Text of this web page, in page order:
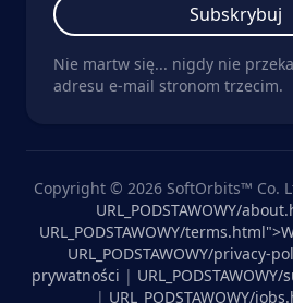
Subskrybuj
Nie martw się... nigdy nie
adresu e-mail stronom trzecim.
Copyright © 2026 SoftOrbits™ Co.
URL_PODSTAWOWY/
URL_PODSTAWOWY/
URL_PODSTAWOWY/privacy-
prywatności |
| URL_PODSTAWOWY/